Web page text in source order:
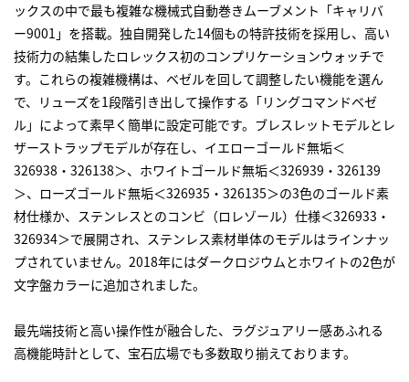
ックスの中で最も複雑な機械式自動巻きムーブメント「キャリバ
ー9001」を搭載。独自開発した14個もの特許技術を採用し、高い
技術力の結集したロレックス初のコンプリケーションウォッチで
す。これらの複雑機構は、ベゼルを回して調整したい機能を選ん
で、リューズを1段階引き出して操作する「リングコマンドベゼ
ル」によって素早く簡単に設定可能です。ブレスレットモデルとレ
ザーストラップモデルが存在し、イエローゴールド無垢＜
326938・326138＞、ホワイトゴールド無垢＜326939・326139
＞、ローズゴールド無垢＜326935・326135＞の3色のゴールド素
材仕様か、ステンレスとのコンビ（ロレゾール）仕様＜326933・
326934＞で展開され、ステンレス素材単体のモデルはラインナッ
プされていません。2018年にはダークロジウムとホワイトの2色が
文字盤カラーに追加されました。
最先端技術と高い操作性が融合した、ラグジュアリー感あふれる
高機能時計として、宝石広場でも多数取り揃えております。